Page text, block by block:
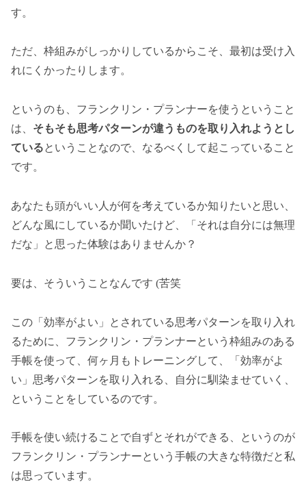
す。
ただ、枠組みがしっかりしているからこそ、最初は受け入
れにくかったりします。
というのも、フランクリン・プランナーを使うということ
は、 そもそも思考パターンが違うものを取り入れようとし
ているということなので、なるべくして起こっていること
です。
あなたも頭がいい人が何を考えているか知りたいと思い、
どんな風にしているか聞いたけど、「それは自分には無理
だな」と思った体験はありませんか？
要は、そういうことなんです (苦笑
この「効率がよい」とされている思考パターンを取り入れ
るために、フランクリン・プランナーという枠組みのある
手帳を使って、何ヶ月もトレーニングして、「効率がよ
い」思考パターンを取り入れる、自分に馴染ませていく、
ということをしているのです。
手帳を使い続けることで自ずとそれができる、というのが
フランクリン・プランナーという手帳の大きな特徴だと私
は思っています。